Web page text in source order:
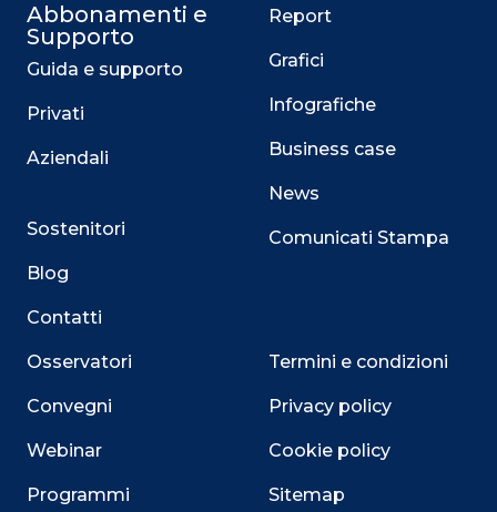
Abbonamenti e
Supporto
Guida e supporto
Privati
Aziendali
Sostenitori
Blog
Contatti
Osservatori
Convegni
Webinar
Programmi
Report
Grafici
Infografiche
Business case
News
Comunicati Stampa
Termini e condizioni
Privacy policy
Cookie policy
Sitemap